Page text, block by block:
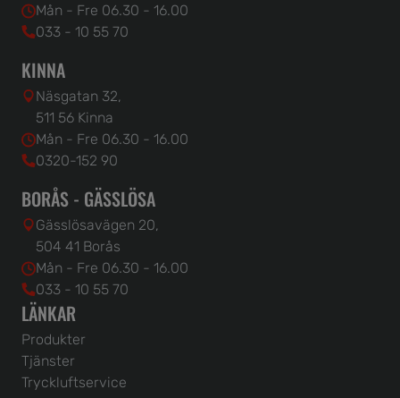
Mån - Fre 06.30 - 16.00
033 - 10 55 70
KINNA
Näsgatan 32,
511 56 Kinna
Mån - Fre 06.30 - 16.00
0320-152 90
BORÅS - GÄSSLÖSA
Gässlösavägen 20,
504 41 Borås
Mån - Fre 06.30 - 16.00
033 - 10 55 70
LÄNKAR
Produkter
Tjänster
Tryckluftservice